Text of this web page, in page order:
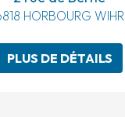
HORBOURG WIHR
PLUS DE DÉTAILS